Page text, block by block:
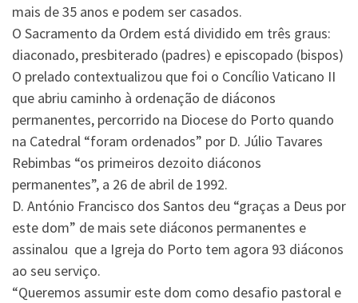
mais de 35 anos e podem ser casados.
O Sacramento da Ordem está dividido em três graus:
diaconado, presbiterado (padres) e episcopado (bispos)
O prelado contextualizou que foi o Concílio Vaticano II
que abriu caminho à ordenação de diáconos
permanentes, percorrido na Diocese do Porto quando
na Catedral “foram ordenados” por D. Júlio Tavares
Rebimbas “os primeiros dezoito diáconos
permanentes”, a 26 de abril de 1992.
D. António Francisco dos Santos deu “graças a Deus por
este dom” de mais sete diáconos permanentes e
assinalou que a Igreja do Porto tem agora 93 diáconos
ao seu serviço.
“Queremos assumir este dom como desafio pastoral e